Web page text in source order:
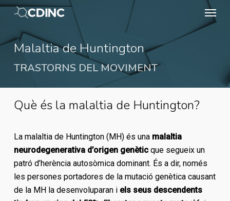
Skip
content
Menu
Malaltia de Huntington
TRASTORNS DEL MOVIMENT
Què és la malaltia de Huntington?
La malaltia de Huntington (MH) és una malaltia
neurodegenerativa d’origen genèticque segueix un
patró d’herència autosòmica dominant. És a dir, només
les persones portadores de la mutació genètica causant
de la MH la desenvoluparan i els seus descendents